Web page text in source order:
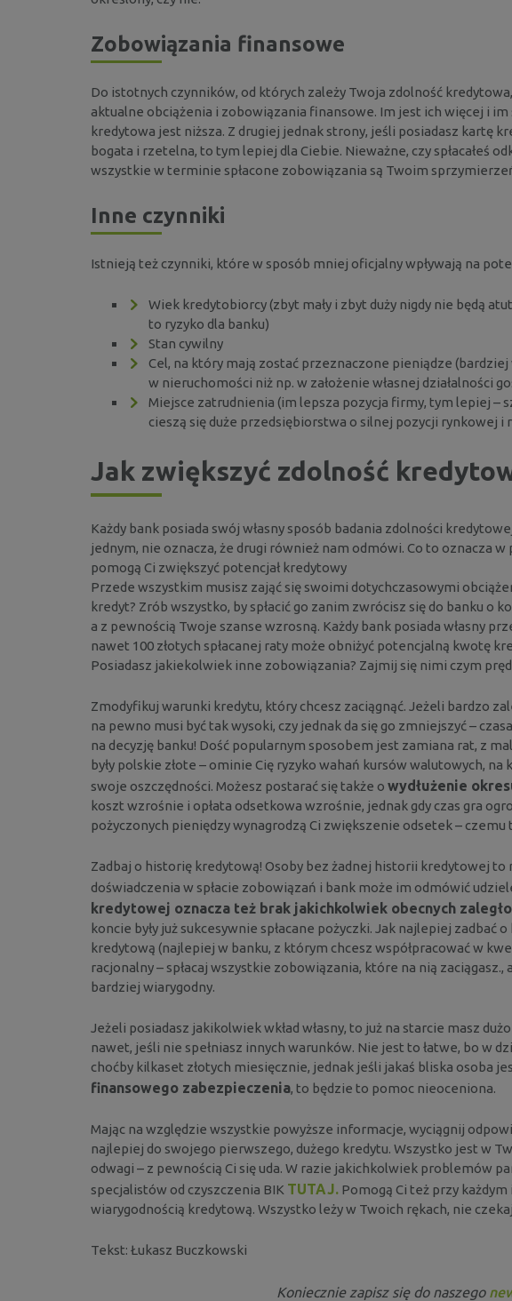
Zobowiązania finansowe
Do istotnych czynników, od których zależy Twoja zdolność
aktualne obciążenia i zobowiązania finansowe. Im jest ich więcej i
kredytowa jest niższa. Z drugiej jednak strony, jeśli posiadasz kartę
bogata i rzetelna, to tym lepiej dla Ciebie. Nieważne, czy spłacałeś
wszystkie w terminie spłacone zobowiązania są Twoim
Inne czynniki
Istnieją też czynniki, które w sposób mniej oficjalny wpływają na
Wiek kredytobiorcy (zbyt mały i zbyt duży nigdy nie będą
to ryzyko dla banku)
Stan cywilny
Cel, na który mają zostać przeznaczone pieniądze
w nieruchomości niż np. w założenie własnej działalności
Miejsce zatrudnienia (im lepsza pozycja firmy, tym lepiej –
cieszą się duże przedsiębiorstwa o silnej pozycji rynkowej i
Jak zwiększyć zdolność
Każdy bank posiada swój własny sposób badania zdolności
jednym, nie oznacza, że drugi również nam odmówi. Co to oznacza
pomogą Ci zwiększyć potencjał kredytowy
Przede wszystkim musisz zająć się swoimi dotychczasowymi
kredyt? Zrób wszystko, by spłacić go zanim zwrócisz się do banku o
a z pewnością Twoje szanse wzrosną. Każdy bank posiada własny
nawet 100 złotych spłacanej raty może obniżyć potencjalną kwotę
Posiadasz jakiekolwiek inne zobowiązania? Zajmij się nimi czym
Zmodyfikuj warunki kredytu, który chcesz zaciągnąć. Jeżeli bardzo
na pewno musi być tak wysoki, czy jednak da się go zmniejszyć –
na decyzję banku! Dość popularnym sposobem jest zamiana rat, z
były polskie złote – ominie Cię ryzyko wahań kursów walutowych, na
swoje oszczędności. Możesz postarać się także o wydłużenie
koszt wzrośnie i opłata odsetkowa wzrośnie, jednak gdy czas gra
pożyczonych pieniędzy wynagrodzą Ci zwiększenie odsetek – czemu
Zadbaj o historię kredytową! Osoby bez żadnej historii kredytowej
doświadczenia w spłacie zobowiązań i bank może im odmówić
kredytowej oznacza też brak jakichkolwiek obecnych
koncie były już sukcesywnie spłacane pożyczki. Jak najlepiej zadbać
kredytową (najlepiej w banku, z którym chcesz współpracować w
racjonalny – spłacaj wszystkie zobowiązania, które na nią zaciągasz.,
bardziej wiarygodny.
Jeżeli posiadasz jakikolwiek wkład własny, to już na starcie masz
nawet, jeśli nie spełniasz innych warunków. Nie jest to łatwe, bo w
choćby kilkaset złotych miesięcznie, jednak jeśli jakaś bliska osoba
finansowego zabezpieczenia, to będzie to pomoc nieoceniona.
Mając na względzie wszystkie powyższe informacje, wyciągnij
najlepiej do swojego pierwszego, dużego kredytu. Wszystko jest w
odwagi – z pewnością Ci się uda. W razie jakichkolwiek problemów
specjalistów od czyszczenia BIK TUTAJ. Pomogą Ci też przy
wiarygodnością kredytową. Wszystko leży w Twoich rękach, nie czekaj
Tekst: Łukasz Buczkowski
Koniecznie zapisz się do naszego